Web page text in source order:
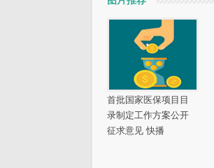
首批国家医保项目目
录制定工作方案公开
征求意见 快播